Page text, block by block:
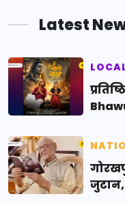
Latest
जुटान,